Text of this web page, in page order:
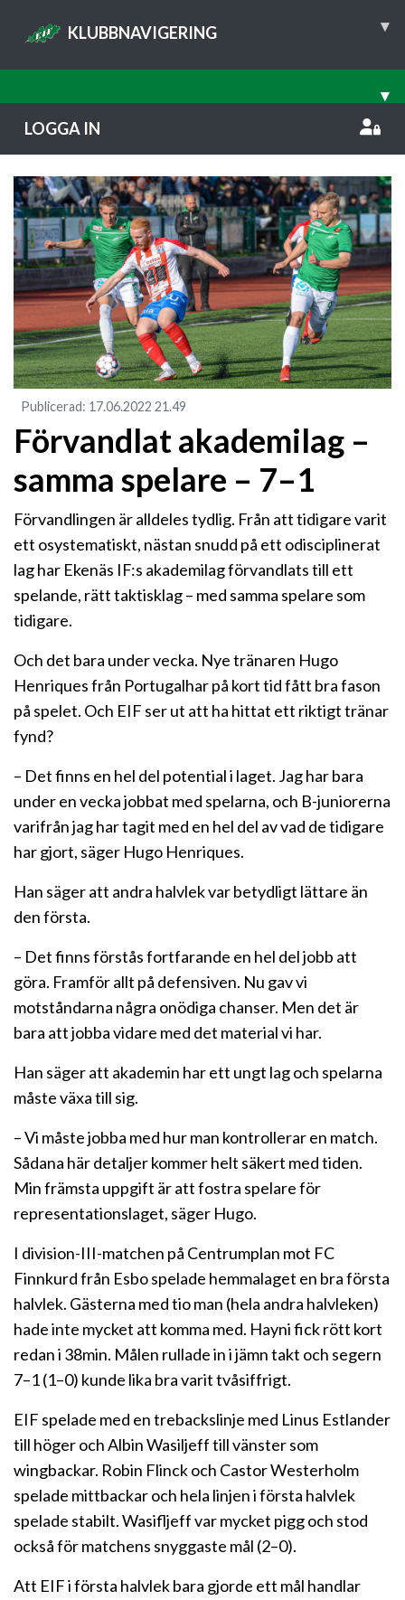
KLUBBNAVIGERING ▾
▾
LOGGA IN
Publicerad: 17.06.2022 21.49
Förvandlat akademilag –
samma spelare – 7–1
Förvandlingen är alldeles tydlig. Från att tidigare varit
ett osystematiskt, nästan snudd på ett odisciplinerat
lag har Ekenäs IF:s akademilag förvandlats till ett
spelande, rätt taktisklag – med samma spelare som
tidigare.
Och det bara under vecka. Nye tränaren Hugo
Henriques från Portugalhar på kort tid fått bra fason
på spelet. Och EIF ser ut att ha hittat ett riktigt tränar
fynd?
– Det finns en hel del potential i laget. Jag har bara
under en vecka jobbat med spelarna, och B-juniorerna
varifrån jag har tagit med en hel del av vad de tidigare
har gjort, säger Hugo Henriques.
Han säger att andra halvlek var betydligt lättare än
den första.
– Det finns förstås fortfarande en hel del jobb att
göra. Framför allt på defensiven. Nu gav vi
motståndarna några onödiga chanser. Men det är
bara att jobba vidare med det material vi har.
Han säger att akademin har ett ungt lag och spelarna
måste växa till sig.
– Vi måste jobba med hur man kontrollerar en match.
Sådana här detaljer kommer helt säkert med tiden.
Min främsta uppgift är att fostra spelare för
representationslaget, säger Hugo.
I division-III-matchen på Centrumplan mot FC
Finnkurd från Esbo spelade hemmalaget en bra första
halvlek. Gästerna med tio man (hela andra halvleken)
hade inte mycket att komma med. Hayni fick rött kort
redan i 38min. Målen rullade in i jämn takt och segern
7–1 (1–0) kunde lika bra varit tvåsiffrigt.
EIF spelade med en trebackslinje med Linus Estlander
till höger och Albin Wasiljeff till vänster som
wingbackar. Robin Flinck och Castor Westerholm
spelade mittbackar och hela linjen i första halvlek
spelade stabilt. Wasifljeff var mycket pigg och stod
också för matchens snyggaste mål (2–0).
Att EIF i första halvlek bara gjorde ett mål handlar